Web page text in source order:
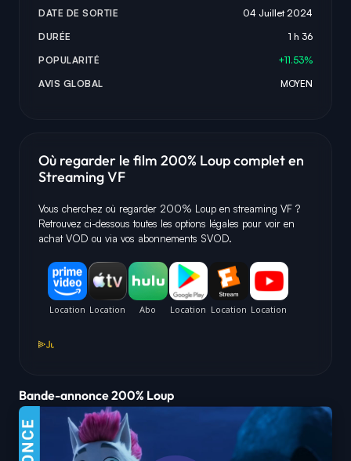
DATE DE SORTIE
04 Juillet 2024
DURÉE
1 h 36
POPULARITÉ
+11.53%
AVIS GLOBAL
MOYEN
Où regarder le film 200% Loup complet en
Streaming VF
Vous cherchez où regarder 200% Loup en streaming VF ?
Retrouvez ci-dessous toutes les options légales pour voir en
achat VOD ou via vos abonnements SVOD.
Bande-annonce 200% Loup